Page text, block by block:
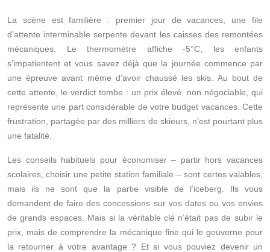
La scène est familière : premier jour de vacances, une file
d’attente interminable serpente devant les caisses des remontées
mécaniques. Le thermomètre affiche -5°C, les enfants
s’impatientent et vous savez déjà que la journée commence par
une épreuve avant même d’avoir chaussé les skis. Au bout de
cette attente, le verdict tombe : un prix élevé, non négociable, qui
représente une part considérable de votre budget vacances. Cette
frustration, partagée par des milliers de skieurs, n’est pourtant plus
une fatalité.
Les conseils habituels pour économiser – partir hors vacances
scolaires, choisir une petite station familiale – sont certes valables,
mais ils ne sont que la partie visible de l’iceberg. Ils vous
demandent de faire des concessions sur vos dates ou vos envies
de grands espaces. Mais si la véritable clé n’était pas de subir le
prix, mais de comprendre la mécanique fine qui le gouverne pour
la retourner à votre avantage ? Et si vous pouviez devenir un